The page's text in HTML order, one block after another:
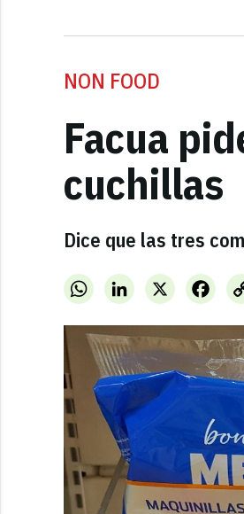
NON FOOD
Facua
cuchillas
Dice que las tres
WhatsAppLinkedInX